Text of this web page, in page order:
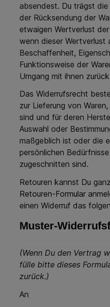
absendest. Du trägst
der Rücksendung der
etwaigen Wertverlust
wenn dieser Wertverlust
Beschaffenheit,
Funktionsweise der
Umgang mit ihnen
Das Widerrufsrecht
zur Lieferung von
sind und für deren
Auswahl oder
maßgeblich ist oder die
persönlichen
zugeschnitten sind.
Retouren kannst Du
Retouren-Formular
einen Widerruf das
Muster-
(Wenn Du den Vertrag
fülle bitte dieses
zurück.)
An